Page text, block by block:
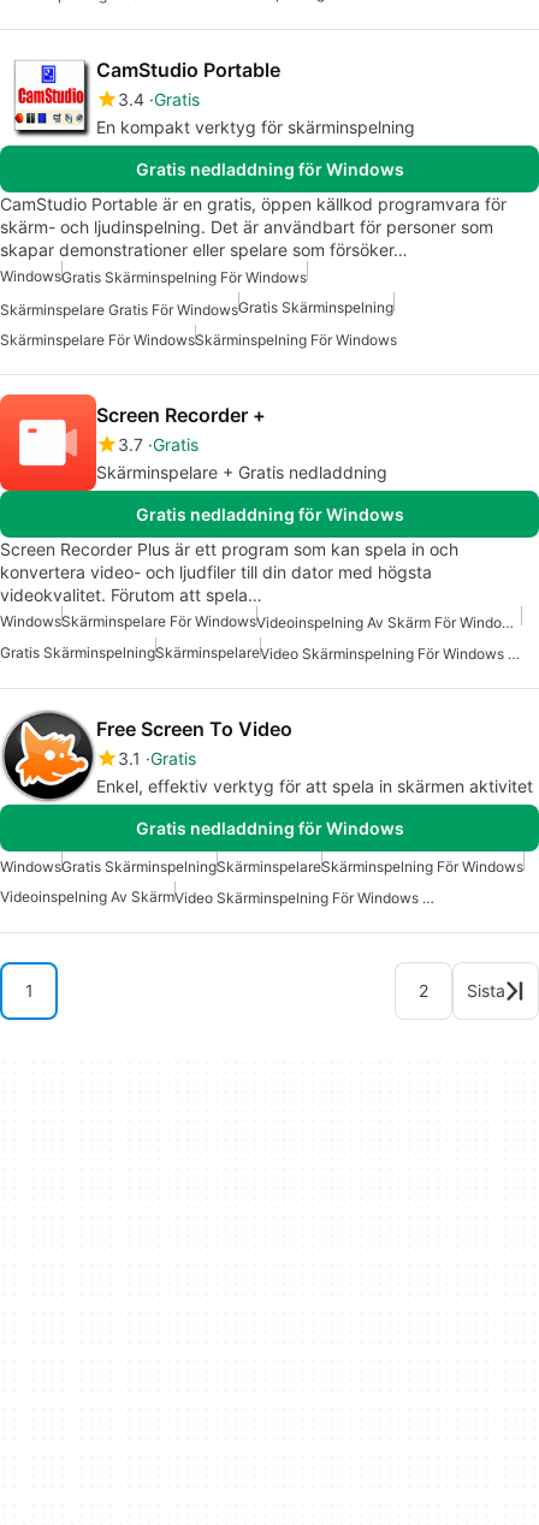
CamStudio Portable
3.4 Gratis
En kompakt verktyg för skärminspelning
Gratis nedladdning för Windows
CamStudio Portable är en gratis, öppen källkod programvara för
skärm- och ljudinspelning. Det är användbart för personer som
skapar demonstrationer eller spelare som försöker…
WindowsGratis Skärminspelning För Windows
Skärminspelare Gratis För WindowsGratis Skärminspelning
Skärminspelare För WindowsSkärminspelning För Windows
Screen Recorder +
3.7 Gratis
Skärminspelare + Gratis nedladdning
Gratis nedladdning för Windows
Screen Recorder Plus är ett program som kan spela in och
konvertera video- och ljudfiler till din dator med högsta
videokvalitet. Förutom att spela…
WindowsSkärminspelare För Windows
Videoinspelning Av Skärm För Windows Gratis
Gratis SkärminspelningSkärminspelare Video Skärminspelning För Windows Gratis
Free Screen To Video
3.1 Gratis
Enkel, effektiv verktyg för att spela in skärmen aktivitet
Gratis nedladdning för Windows
WindowsGratis SkärminspelningSkärminspelareSkärminspelning För Windows
Videoinspelning Av Skärm
Video Skärminspelning För Windows Gratis
1 2 Sista